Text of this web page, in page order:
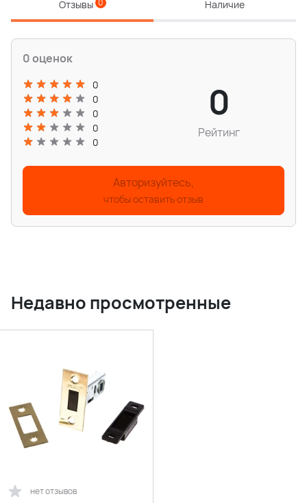
Отзывы Наличие
0 оценок
0
0
0
0
0
0
Рейтинг
Авторизуйтесь,
чтобы оставить отзыв
Недавно просмотренные
нет отзывов